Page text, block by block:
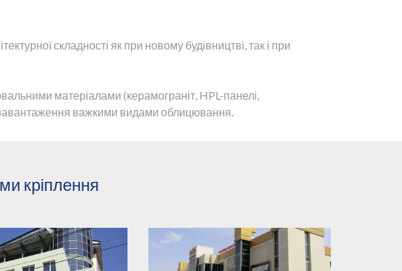
складності як при новому будівництві,так і при
матеріалами (керамограніт, HPL-панелі,
важкими видами облицювання.
кріплення